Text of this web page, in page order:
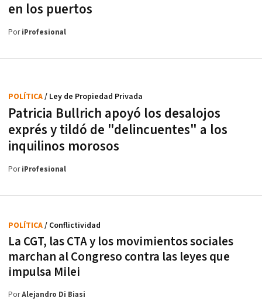
en los puertos
PoriProfesional
Patricia Bullrich apoyó los desalojos
exprés y tildó de "delincuentes" a los
inquilinos morosos
POLÍTICA/ Ley de Propiedad Privada
PoriProfesional
La CGT, las CTA y los movimientos sociales
marchan al Congreso contra las leyes que
impulsa Milei
POLÍTICA/ Conflictividad
PorAlejandro Di Biasi